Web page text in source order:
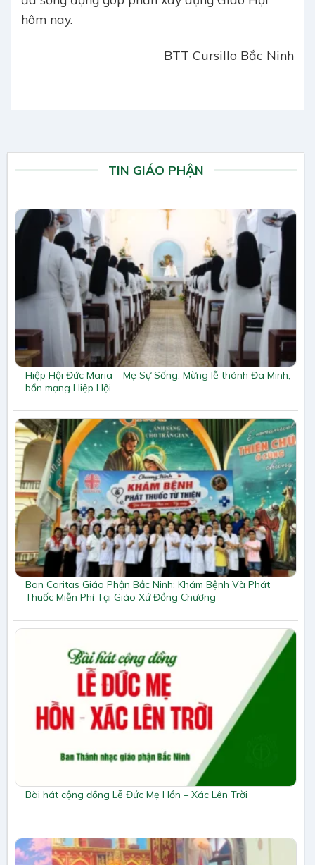
hôm nay.
BTT Cursillo Bắc Ninh
TIN GIÁO PHẬN
Hiệp Hội Đức Maria – Mẹ Sự Sống: Mừng lễ thánh Đa Minh,
bổn mạng Hiệp Hội
Ban Caritas Giáo Phận Bắc Ninh: Khám Bệnh Và Phát
Thuốc Miễn Phí Tại Giáo Xứ Đồng Chương
Bài hát cộng đồng Lễ Đức Mẹ Hồn – Xác Lên Trời